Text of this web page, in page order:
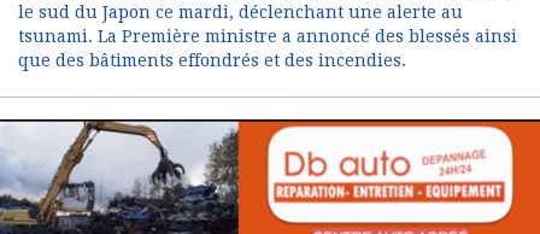
le sud du Japon ce mardi, déclenchant une alerte au
tsunami. La Première ministre a annoncé des blessés ainsi
que des bâtiments effondrés et des incendies.